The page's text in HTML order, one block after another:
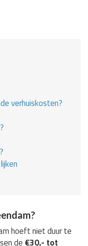
verhuiskosten?
hoeft niet duur te
de €30,- tot